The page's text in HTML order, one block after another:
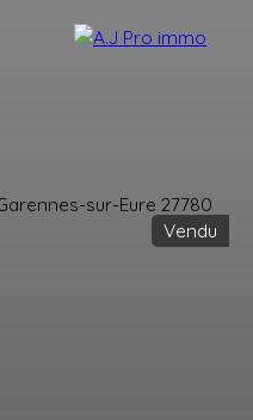
Vendu